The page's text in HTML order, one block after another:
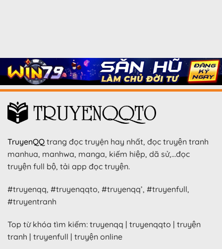
TruyenQQ trang đọc truyện hay nhất, đọc truyện tranh
manhua, manhwa, manga, kiếm hiệp, dã sử,…đọc
truyện full bộ, tải app đọc truyện.
#truyenqq, #truyenqqto, #truyenqq’, #truyenfull,
#truyentranh
Top từ khóa tìm kiếm: truyenqq | truyenqqto | truyện
tranh | truyenfull | truyện online